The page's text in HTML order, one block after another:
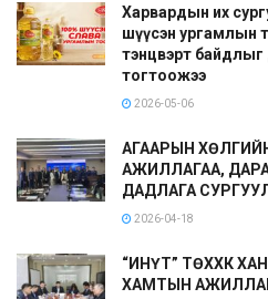
Харвардын их
шүүсэн ургамлын
тэнцвэрт
тогтоожээ
2026-05-06
АГААРЫН
АЖИЛЛАГАА,
ДАДЛАГА
2026-04-18
“ИНҮТ” ТӨХХК
ХАМТЫН